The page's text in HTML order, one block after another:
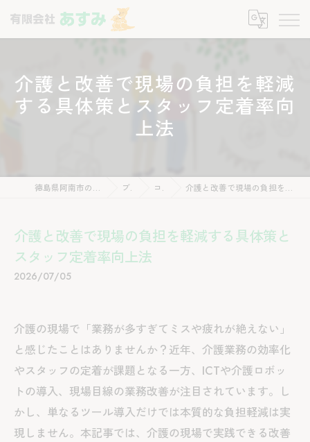
介護と改善で現場の負担を軽減
する具体策とスタッフ定着率向
上法
徳島県阿南市の介護なら有限会社あすみ ブログ コラム 介護と改善で現場の負担を軽減する具体策とスタッフ定着率向上法
介護と改善で現場の負担を軽減する具体策と
スタッフ定着率向上法
2026/07/05
介護の現場で「業務が多すぎてミスや疲れが絶えない」
と感じたことはありませんか？近年、介護業務の効率化
やスタッフの定着が課題となる一方、ICTや介護ロボッ
トの導入、現場目線の業務改善が注目されています。し
かし、単なるツール導入だけでは本質的な負担軽減は実
現しません。本記事では、介護の現場で実践できる改善